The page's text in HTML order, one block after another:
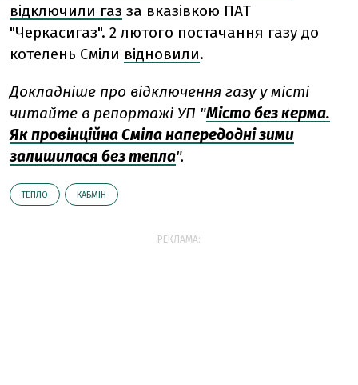
відключили газ за вказівкою ПАТ
"Черкасигаз". 2 лютого постачання газу до
котелень Сміли відновили.
Докладніше про відключення газу у місті
читайте в репортажі УП "Місто без керма.
Як провінційна Сміла напередодні зими
залишилася без тепла".
ТЕПЛО КАБМІН
РЕКЛАМА: